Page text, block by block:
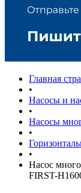
Главная
•
Насосы и
•
Насосы
•
•
Насос
FIRST-